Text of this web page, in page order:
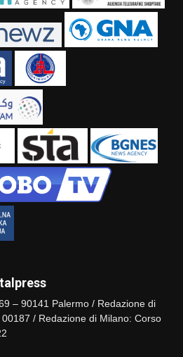
– 90141 Palermo / Redazione di
/ Redazione di Milano: Corso